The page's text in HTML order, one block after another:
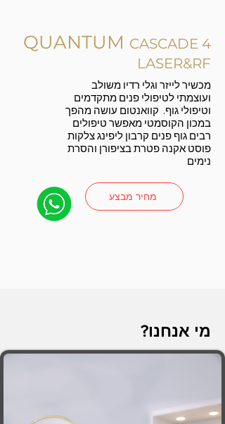
QUANTUM CASCADE 4
LASER&RF
מכשיר לייזר וגלי רדיו משולב
ועוצמתי לטיפולי פנים מתקדמים
וטיפולי גוף. קוואנטום עושה מהפך
במכון הקוסמטי מאפשר טיפולים
רבים גוף פנים קרבון ליפינג צלקות
פוסט אקנה פטרת בציפורן והסרת
נימים
מחיר מבצע
מי אנחנו?